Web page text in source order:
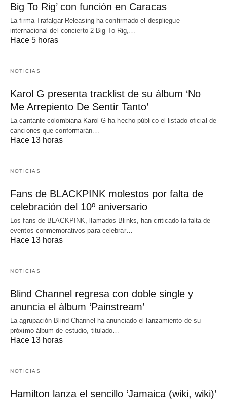
Big To Rig’ con función en Caracas
La firma Trafalgar Releasing ha confirmado el despliegue
internacional del concierto 2 Big To Rig,…
Hace 5 horas
NOTICIAS
Karol G presenta tracklist de su álbum ‘No
Me Arrepiento De Sentir Tanto’
La cantante colombiana Karol G ha hecho público el listado oficial de
canciones que conformarán…
Hace 13 horas
NOTICIAS
Fans de BLACKPINK molestos por falta de
celebración del 10º aniversario
Los fans de BLACKPINK, llamados Blinks, han criticado la falta de
eventos conmemorativos para celebrar…
Hace 13 horas
NOTICIAS
Blind Channel regresa con doble single y
anuncia el álbum ‘Painstream’
La agrupación Blind Channel ha anunciado el lanzamiento de su
próximo álbum de estudio, titulado…
Hace 13 horas
NOTICIAS
Hamilton lanza el sencillo ‘Jamaica (wiki, wiki)’